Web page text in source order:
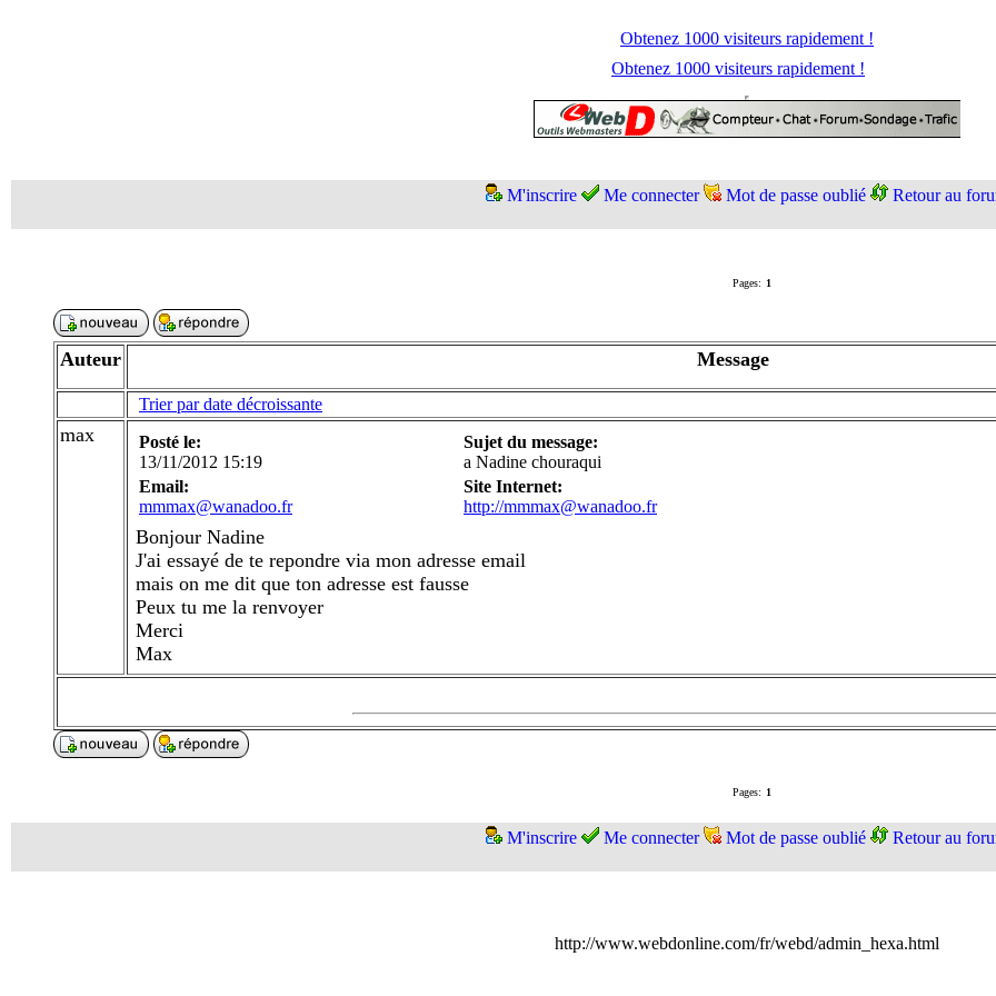
Obtenez 1000 visiteurs rapidement !
Obtenez 1000 visiteurs rapidement !
M'inscrire Me connecter Mot de passe oublié Retour au
Pages: 1
Auteur Message
Trier par date décroissante
max
Posté le:
13/11/2012 15:19
Sujet du message:
a Nadine chouraqui
Email:
mmmax@wanadoo.fr
Site Internet:
http://mmmax@wanadoo.fr
Bonjour Nadine
J'ai essayé de te repondre via mon adresse email
mais on me dit que ton adresse est fausse
Peux tu me la renvoyer
Merci
Max
Pages: 1
M'inscrire Me connecter Mot de passe oublié Retour au
http://www.webdonline.com/fr/webd/admin_hexa.html